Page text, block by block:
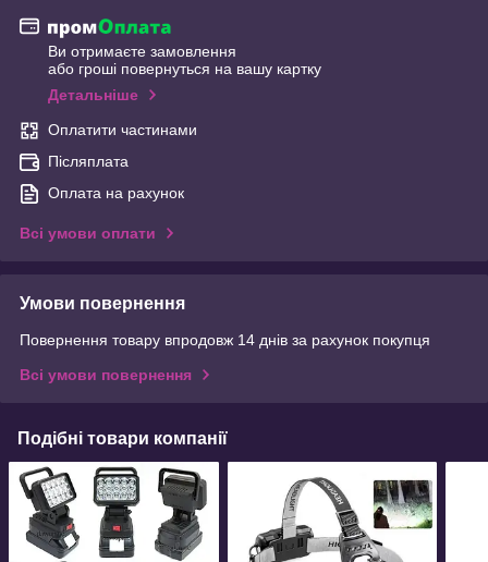
Ви отримаєте замовлення
або гроші повернуться на вашу картку
Детальніше
Оплатити частинами
Післяплата
Оплата на рахунок
Всі умови оплати
Умови повернення
Повернення товару впродовж 14 днів за рахунок покупця
Всі умови повернення
Подібні товари компанії